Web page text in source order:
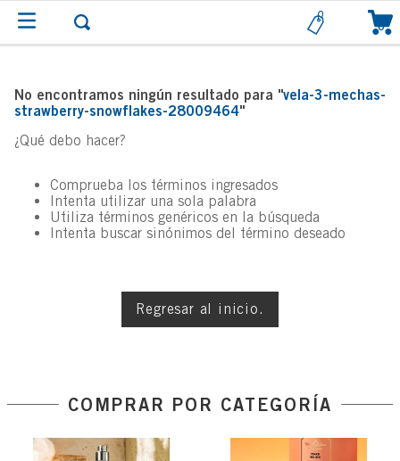
0
No encontramos ningún resultado para "vela-3-mechas-
strawberry-snowflakes-28009464"
¿Qué debo hacer?
Comprueba los términos ingresados
Intenta utilizar una sola palabra
Utiliza términos genéricos en la búsqueda
Intenta buscar sinónimos del término deseado
Regresar al inicio.
COMPRAR POR CATEGORÍA